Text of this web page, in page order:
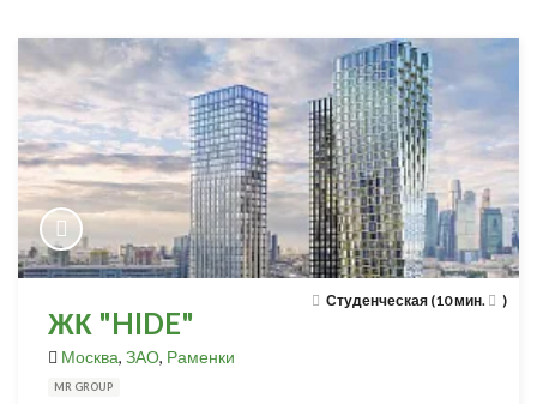
Студенческая (10 мин. )
ЖК "HIDE"
Москва, ЗАО, Раменки
MR GROUP